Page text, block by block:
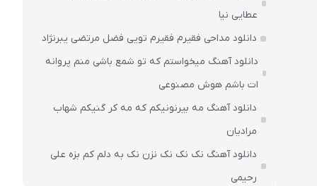
عطایی نیا
دانلود مداحی فقیرم فقیرم تویی فضل مرتضی یبرنژاد
دانلود آهنگ میخواستم که تو شمع باشی منم پروانه
ات باشم هوش مصنوعی
دانلود آهنگ مه بیرنونیکم که مه کر گنیکم شهاب
مرادیان
دانلود آهنگ نک نک نک نزن نک به دلم کم بزه علی
رحیمی